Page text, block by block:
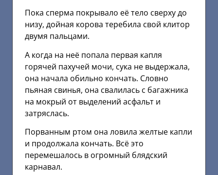
Пока сперма покрывало её тело сверху до
низу, дойная корова теребила свой клитор
двумя пальцами.
А когда на неё попала первая капля
горячей пахучей мочи, сука не выдержала,
она начала обильно кончать. Словно
пьяная свинья, она свалилась с багажника
на мокрый от выделений асфальт и
затряслась.
Порванным ртом она ловила желтые капли
и продолжала кончать. Всё это
перемешалось в огромный блядский
карнавал.